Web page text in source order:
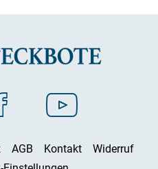
AGB Kontakt
Widerruf